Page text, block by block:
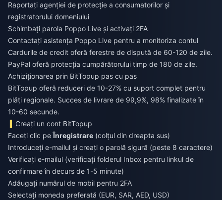
Raportați agenției de protecție a consumatorilor și
registratorului domeniului
Schimbați parola Poppo Live și activați 2FA
Contactați asistența Poppo Live pentru a monitoriza contul
Cardurile de credit oferă ferestre de dispută de 60-120 de zile.
PayPal oferă protecția cumpărătorului timp de 180 de zile.
Achiziționarea prin BitTopup pas cu pas
BitTopup oferă reduceri de 10-27% cu suport complet pentru
plăți regionale. Succes de livrare de 99,9%, 98% finalizate în
10-60 secunde.
Creați un cont BitTopup
Faceți clic pe Înregistrare (colțul din dreapta sus)
Introduceți e-mailul și creați o parolă sigură (peste 8 caractere)
Verificați e-mailul (verificați folderul Inbox pentru linkul de
confirmare în decurs de 1-5 minute)
Adăugați numărul de mobil pentru 2FA
Selectați moneda preferată (EUR, SAR, AED, USD)